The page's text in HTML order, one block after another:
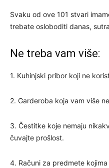
Svaku od ove 101 stvari
trebate osloboditi danas,
Ne treba vam više:
1. Kuhinjski pribor koji ne
2. Garderoba koja vam više
3. Čestitke koje nemaju
čuvajte prošlost.
4. Računi za predmete